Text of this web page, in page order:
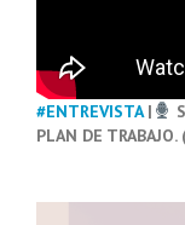
#ENTREVISTA|
PLAN DE